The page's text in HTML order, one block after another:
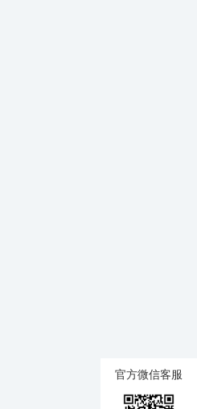
官方微信客服